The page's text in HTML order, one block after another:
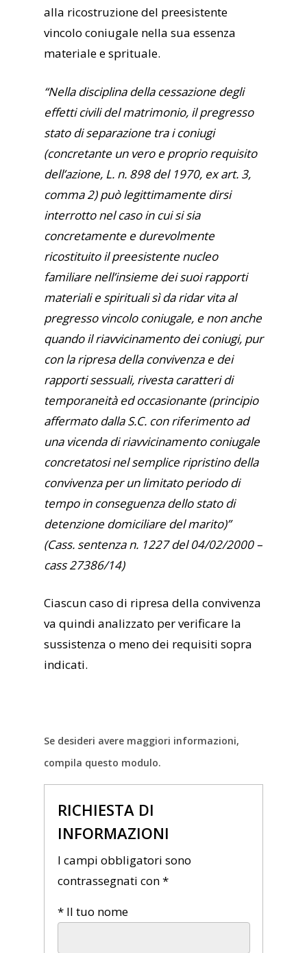
alla ricostruzione del preesistente
vincolo coniugale nella sua essenza
materiale e sprituale.
“Nella disciplina della cessazione degli
effetti civili del matrimonio, il pregresso
stato di separazione tra i coniugi
(concretante un vero e proprio requisito
dell’azione, L. n. 898 del 1970, ex art. 3,
comma 2) può legittimamente dirsi
interrotto nel caso in cui si sia
concretamente e durevolmente
ricostituito il preesistente nucleo
familiare nell’insieme dei suoi rapporti
materiali e spirituali sì da ridar vita al
pregresso vincolo coniugale, e non anche
quando il riavvicinamento dei coniugi, pur
con la ripresa della convivenza e dei
rapporti sessuali, rivesta caratteri di
temporaneità ed occasionante (principio
affermato dalla S.C. con riferimento ad
una vicenda di riavvicinamento coniugale
concretatosi nel semplice ripristino della
convivenza per un limitato periodo di
tempo in conseguenza dello stato di
detenzione domiciliare del marito)”
(Cass. sentenza n. 1227 del 04/02/2000 –
cass 27386/14)
Ciascun caso di ripresa della convivenza
va quindi analizzato per verificare la
sussistenza o meno dei requisiti sopra
indicati.
Se desideri avere maggiori informazioni,
compila questo modulo.
RICHIESTA DI
INFORMAZIONI
I campi obbligatori sono
contrassegnati con *
* Il tuo nome